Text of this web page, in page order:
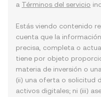
a Términos del servicio
Estás viendo contenido
cuenta que la
precisa, completa o
tiene por objeto
materia de inversión o
(ii) una oferta o solicitud
activos digitales; ni (iii)